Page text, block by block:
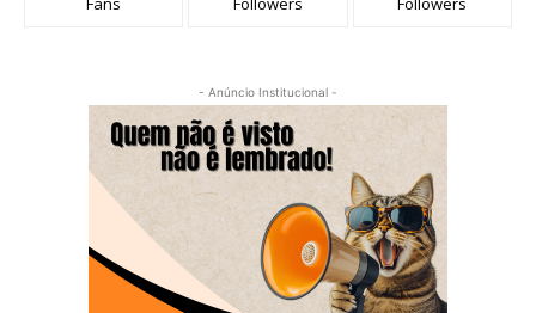
- Anúncio Institucional -